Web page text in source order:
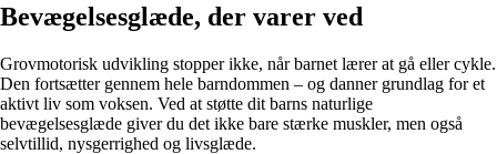
Bevægelsesglæde, der varer ved
Grovmotorisk udvikling stopper ikke, når barnet lærer at gå eller cykle.
Den fortsætter gennem hele barndommen – og danner grundlag for et
aktivt liv som voksen. Ved at støtte dit barns naturlige
bevægelsesglæde giver du det ikke bare stærke muskler, men også
selvtillid, nysgerrighed og livsglæde.